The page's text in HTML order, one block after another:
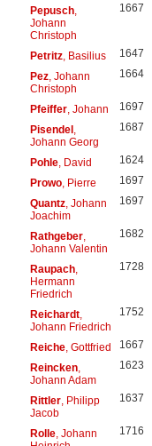
Pepusch,
Johann
Christoph
1667
Petritz, Basilius 1647
Pez, Johann
Christoph
1664
Pfeiffer, Johann 1697
Pisendel,
Johann Georg
1687
Pohle, David 1624
Prowo, Pierre 1697
Quantz, Johann
Joachim
1697
Rathgeber,
Johann Valentin
1682
Raupach,
Hermann
Friedrich
1728
Reichardt,
Johann Friedrich
1752
Reiche, Gottfried 1667
Reincken,
Johann Adam
1623
Rittler, Philipp
Jacob
1637
Rolle, Johann
1716